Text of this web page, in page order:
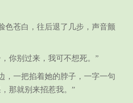
色苍白，往后退了几步，声音颤
你别过来，我可不想死。”
，一把掐着她的脖子，一字一句
那就别来招惹我。”